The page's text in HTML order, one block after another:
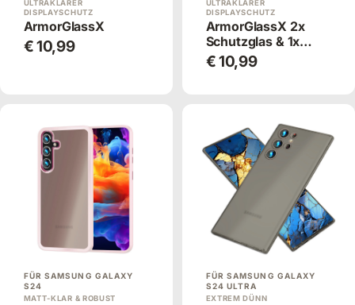
ULTRAKLARER
DISPLAYSCHUTZ
ArmorGlassX
€ 10,99
ULTRAKLARER
DISPLAYSCHUTZ
ArmorGlassX 2x
Schutzglas & 1x
Applikator
€ 10,99
FÜR SAMSUNG GALAXY
S24
MATT-KLAR & ROBUST
FÜR SAMSUNG GALAXY
S24 ULTRA
EXTREM DÜNN